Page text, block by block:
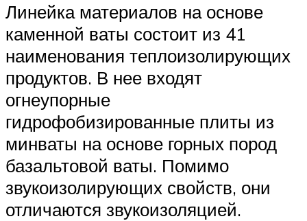
Линейка материалов на основе
каменной ваты состоит из 41
наименования теплоизолирующих
продуктов. В нее входят
огнеупорные
гидрофобизированные плиты из
минваты на основе горных пород
базальтовой ваты. Помимо
звукоизолирующих свойств, они
отличаются звукоизоляцией.